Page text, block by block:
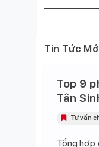
Tin Tức
Top 9
Tân
Tổng hợp
Tư vấn